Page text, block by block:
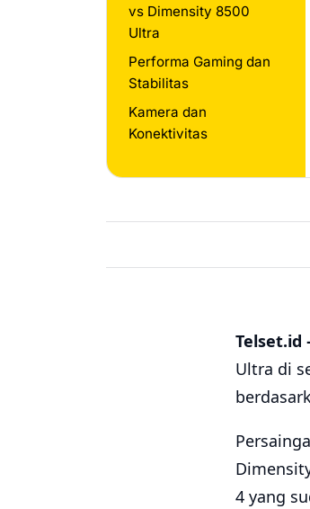
vs Dimensity 8500
Ultra
Performa Gaming dan
Stabilitas
Kamera dan
Konektivitas
Telset.id
Ultra di
4 yang